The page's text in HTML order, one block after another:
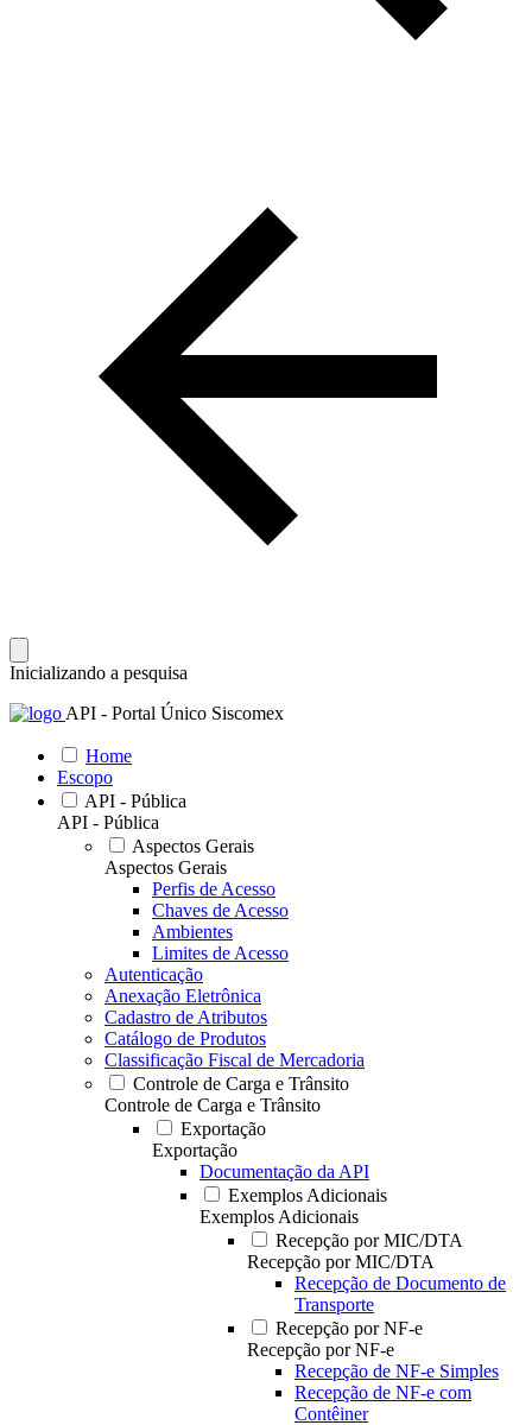
Inicializando a pesquisa
API - Portal Único Siscomex
Home
Escopo
API - Pública
API - Pública
Aspectos Gerais
Aspectos Gerais
Perfis de Acesso
Chaves de Acesso
Ambientes
Limites de Acesso
Autenticação
Anexação Eletrônica
Cadastro de Atributos
Catálogo de Produtos
Classificação Fiscal de Mercadoria
Controle de Carga e Trânsito
Controle de Carga e Trânsito
Exportação
Exportação
Documentação da API
Exemplos Adicionais
Exemplos Adicionais
Recepção por MIC/DTA
Recepção por MIC/DTA
Recepção de Documento de
Transporte
Recepção por NF-e
Recepção por NF-e
Recepção de NF-e Simples
Recepção de NF-e com
Contêiner